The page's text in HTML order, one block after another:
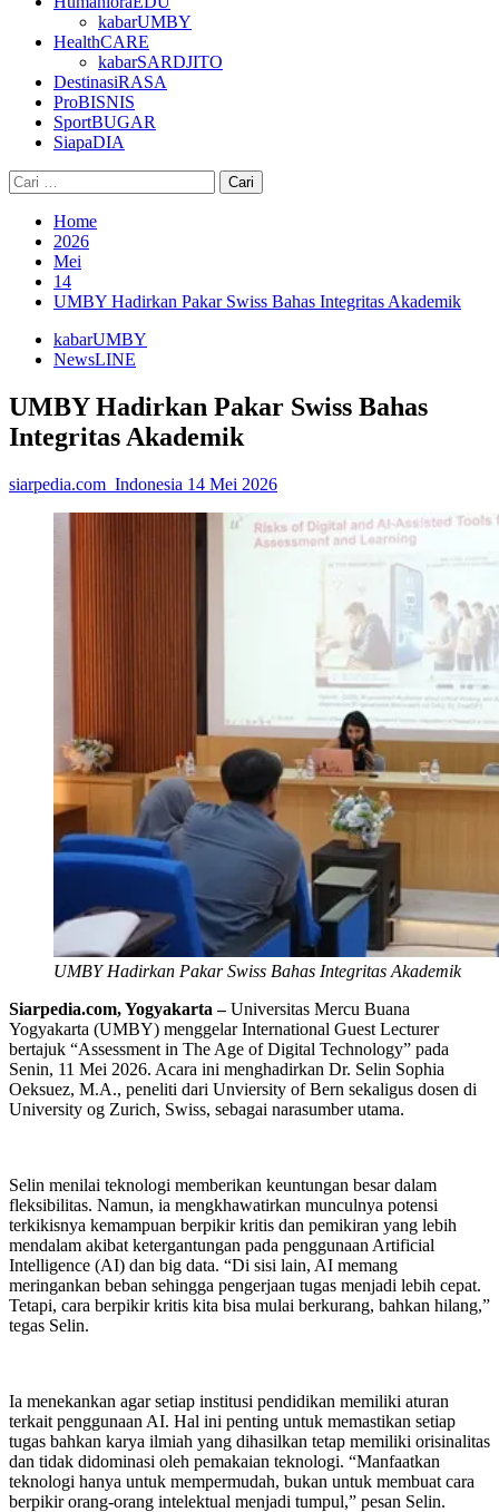
kabarUMBY
HealthCARE
kabarSARDJITO
DestinasiRASA
ProBISNIS
SportBUGAR
SiapaDIA
Cari
untuk:
Home
2026
Mei
14
UMBY Hadirkan Pakar Swiss Bahas Integritas Akademik
kabarUMBY
NewsLINE
UMBY Hadirkan Pakar Swiss Bahas
Integritas Akademik
siarpedia.com_Indonesia 14 Mei 2026
UMBY Hadirkan Pakar Swiss Bahas Integritas Akademik
Siarpedia.com, Yogyakarta –Universitas Mercu Buana
Yogyakarta (UMBY) menggelar International Guest Lecturer
bertajuk “Assessment in The Age of Digital Technology” pada
Senin, 11 Mei 2026. Acara ini menghadirkan Dr. Selin Sophia
Oeksuez, M.A., peneliti dari Unviersity of Bern sekaligus dosen di
University og Zurich, Swiss, sebagai narasumber utama.
Selin menilai teknologi memberikan keuntungan besar dalam
fleksibilitas. Namun, ia mengkhawatirkan munculnya potensi
terkikisnya kemampuan berpikir kritis dan pemikiran yang lebih
mendalam akibat ketergantungan pada penggunaan Artificial
Intelligence (AI) dan big data. “Di sisi lain, AI memang
meringankan beban sehingga pengerjaan tugas menjadi lebih cepat.
Tetapi, cara berpikir kritis kita bisa mulai berkurang, bahkan hilang,”
tegas Selin.
Ia menekankan agar setiap institusi pendidikan memiliki aturan
terkait penggunaan AI. Hal ini penting untuk memastikan setiap
tugas bahkan karya ilmiah yang dihasilkan tetap memiliki orisinalitas
dan tidak didominasi oleh pemakaian teknologi. “Manfaatkan
teknologi hanya untuk mempermudah, bukan untuk membuat cara
berpikir orang-orang intelektual menjadi tumpul,” pesan Selin.